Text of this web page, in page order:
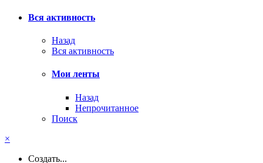
Вся активность
Назад
Вся активность
Мои ленты
Назад
Непрочитанное
Поиск
×
Создать...